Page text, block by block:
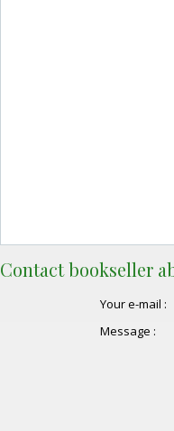
Contact bookseller
Your e-mail :
Message :